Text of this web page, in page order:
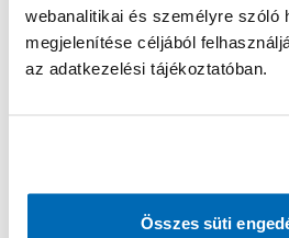
webanalitikai és személyre szóló
megjelenítése céljából
az adatkezelési tájékoztatóban.
Összes süti